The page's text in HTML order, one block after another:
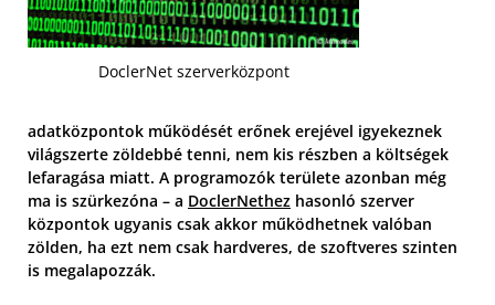
DoclerNet szerverközpont
adatközpontok működését erőnek erejével igyekeznek
világszerte zöldebbé tenni, nem kis részben a költségek
lefaragása miatt. A programozók területe azonban még
ma is szürkezóna – a DoclerNethez hasonló szerver
központok ugyanis csak akkor működhetnek valóban
zölden, ha ezt nem csak hardveres, de szoftveres szinten
is megalapozzák.